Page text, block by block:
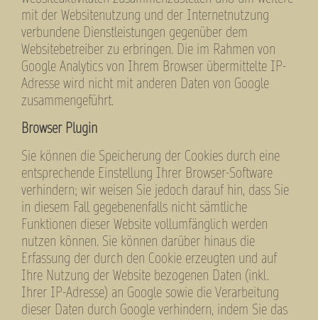
mit der Websitenutzung und der Internetnutzung
verbundene Dienstleistungen gegenüber dem
Websitebetreiber zu erbringen. Die im Rahmen von
Google Analytics von Ihrem Browser übermittelte IP-
Adresse wird nicht mit anderen Daten von Google
zusammengeführt.
Browser Plugin
Sie können die Speicherung der Cookies durch eine
entsprechende Einstellung Ihrer Browser-Software
verhindern; wir weisen Sie jedoch darauf hin, dass Sie
in diesem Fall gegebenenfalls nicht sämtliche
Funktionen dieser Website vollumfänglich werden
nutzen können. Sie können darüber hinaus die
Erfassung der durch den Cookie erzeugten und auf
Ihre Nutzung der Website bezogenen Daten (inkl.
Ihrer IP-Adresse) an Google sowie die Verarbeitung
dieser Daten durch Google verhindern, indem Sie das